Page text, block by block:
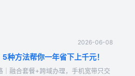
2026-06-08
种方法帮你一年省下上千元！
融合套餐+跨域办理，手机宽带只交